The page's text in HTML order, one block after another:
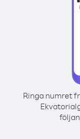
Ringa numret